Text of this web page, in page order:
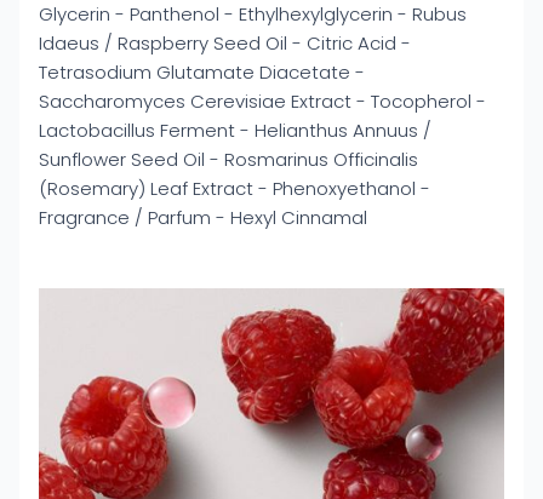
Glycerin - Panthenol - Ethylhexylglycerin - Rubus
Idaeus / Raspberry Seed Oil - Citric Acid -
Tetrasodium Glutamate Diacetate -
Saccharomyces Cerevisiae Extract - Tocopherol -
Lactobacillus Ferment - Helianthus Annuus /
Sunflower Seed Oil - Rosmarinus Officinalis
(Rosemary) Leaf Extract - Phenoxyethanol -
Fragrance / Parfum - Hexyl Cinnamal